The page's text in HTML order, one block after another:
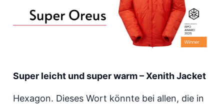
Super leicht und super warm – Xenith Jacket
Hexagon. Dieses Wort könnte bei allen, die in